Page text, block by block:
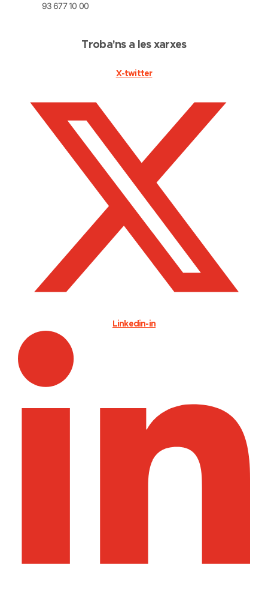
93 677 10 00
Troba'ns a les xarxes
X-twitter
Linkedin-in